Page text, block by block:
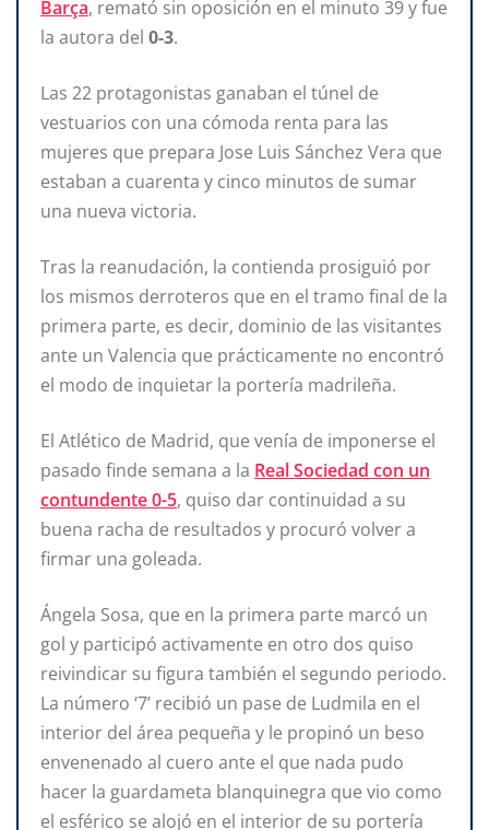
Barça, remató sin oposición en el minuto 39 y fue
la autora del 0-3.
Las 22 protagonistas ganaban el túnel de
vestuarios con una cómoda renta para las
mujeres que prepara Jose Luis Sánchez Vera que
estaban a cuarenta y cinco minutos de sumar
una nueva victoria.
Tras la reanudación, la contienda prosiguió por
los mismos derroteros que en el tramo final de la
primera parte, es decir, dominio de las visitantes
ante un Valencia que prácticamente no encontró
el modo de inquietar la portería madrileña.
El Atlético de Madrid, que venía de imponerse el
pasado finde semana a la Real Sociedad con un
contundente 0-5, quiso dar continuidad a su
buena racha de resultados y procuró volver a
firmar una goleada.
Ángela Sosa, que en la primera parte marcó un
gol y participó activamente en otro dos quiso
reivindicar su figura también el segundo periodo.
La número ‘7’ recibió un pase de Ludmila en el
interior del área pequeña y le propinó un beso
envenenado al cuero ante el que nada pudo
hacer la guardameta blanquinegra que vio como
el esférico se alojó en el interior de su portería